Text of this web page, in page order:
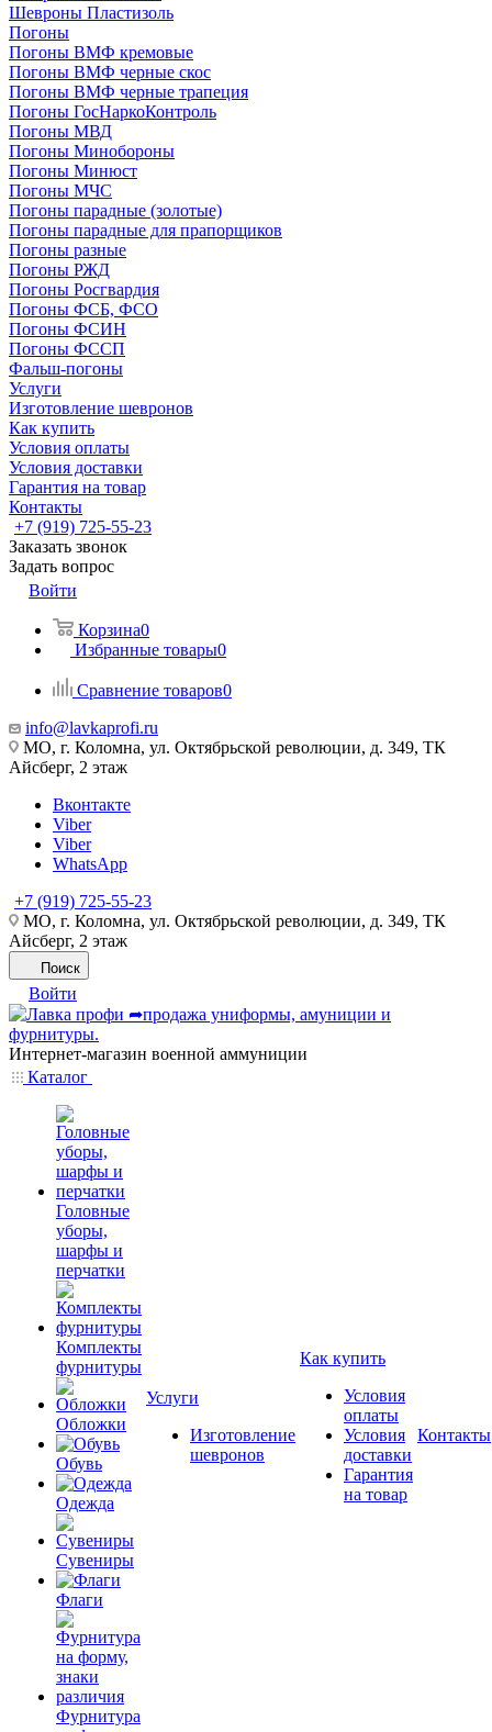
Шевроны Пластизоль
Погоны
Погоны ВМФ кремовые
Погоны ВМФ черные скос
Погоны ВМФ черные трапеция
Погоны ГосНаркоКонтроль
Погоны МВД
Погоны Минобороны
Погоны Минюст
Погоны МЧС
Погоны парадные (золотые)
Погоны парадные для прапорщиков
Погоны разные
Погоны РЖД
Погоны Росгвардия
Погоны ФСБ, ФСО
Погоны ФСИН
Погоны ФССП
Фальш-погоны
Услуги
Изготовление шевронов
Как купить
Условия оплаты
Условия доставки
Гарантия на товар
Контакты
+7 (919) 725-55-23
Заказать звонок
Задать вопрос
Войти
Корзина0
Избранные товары0
Сравнение товаров0
info@lavkaprofi.ru
МО, г. Коломна, ул. Октябрьской революции, д. 349, ТК
Айсберг, 2 этаж
Вконтакте
Viber
Viber
WhatsApp
+7 (919) 725-55-23
МО, г. Коломна, ул. Октябрьской революции, д. 349, ТК
Айсберг, 2 этаж
Поиск
Войти
Интернет-магазин военной аммуниции
Каталог
Головные
уборы,
шарфы и
перчатки
Комплекты
фурнитуры
Обложки
Обувь
Одежда
Сувениры
Флаги
Фурнитура
Услуги
Изготовление
шевронов
Как купить
Условия
оплаты
Условия
доставки
Гарантия
на товар
Контакты